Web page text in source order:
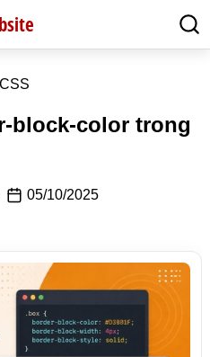
block-color trong
05/10/2025